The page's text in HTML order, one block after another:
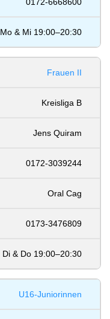
Mo & Mi 19:00–20:30
Frauen II
Kreisliga B
Jens Quiram
0172-3039244
Oral Cag
0173-3476809
Di & Do 19:00–20:30
U16-Juniorinnen